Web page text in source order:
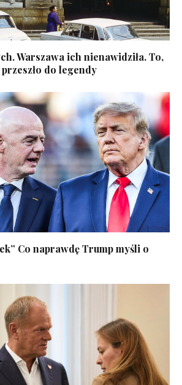
Warszawa ich nienawidziła. To,
do legendy
Co naprawdę Trump myśli o